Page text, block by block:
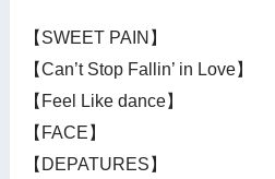
【SWEET PAIN】
【Can’t Stop Fallin’ in Love】
【Feel Like dance】
【FACE】
【DEPATURES】